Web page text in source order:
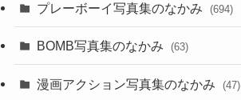
プレーボーイ写真集のなかみ (694)
BOMB写真集のなかみ (63)
漫画アクション写真集のなかみ (47)